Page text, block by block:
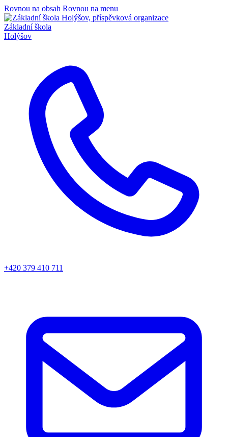
Rovnou na obsah Rovnou na menu
Základní škola
Holýšov
+420 379 410 711